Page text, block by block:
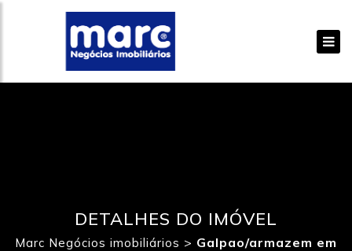
DETALHES DO IMÓVEL
Marc Negócios imobiliários > Galpao/armazem em